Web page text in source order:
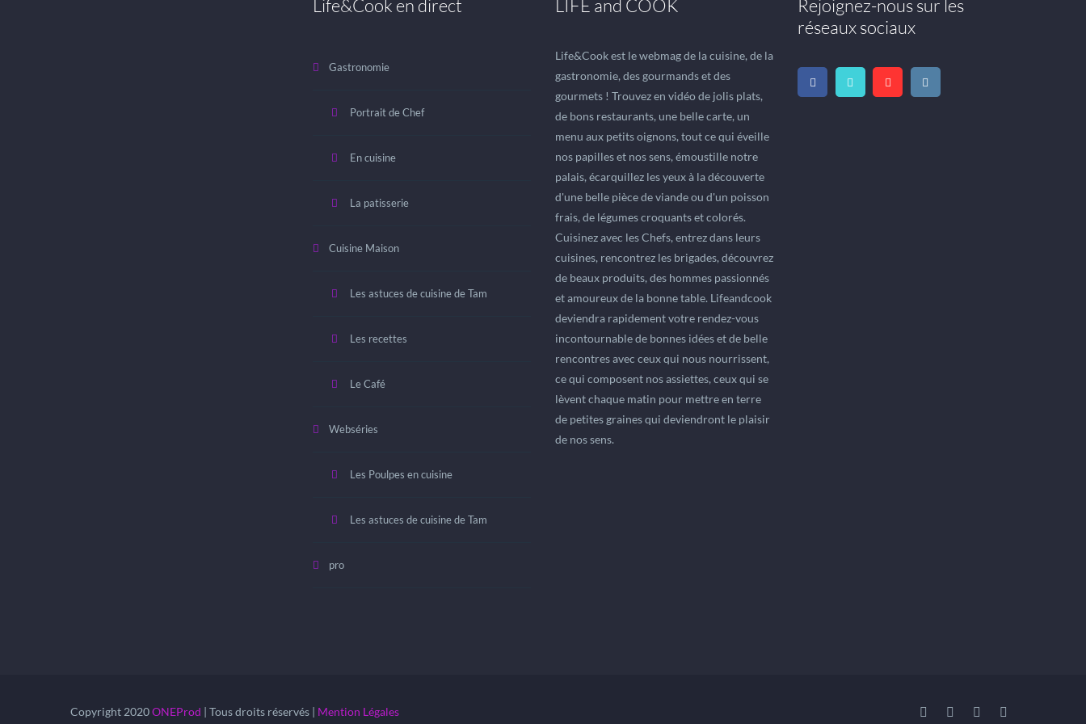
Life&Cook en direct
Gastronomie
Portrait de Chef
En cuisine
La patisserie
Cuisine Maison
Les astuces de cuisine de Tam
Les recettes
Le Café
Webséries
Les Poulpes en cuisine
Les astuces de cuisine de Tam
pro
LIFE and COOK
Life&Cook est le webmag de la cuisine, de la
gastronomie, des gourmands et des
gourmets ! Trouvez en vidéo de jolis plats,
de bons restaurants, une belle carte, un
menu aux petits oignons, tout ce qui éveille
nos papilles et nos sens, émoustille notre
palais, écarquillez les yeux à la découverte
d'une belle pièce de viande ou d'un poisson
frais, de légumes croquants et colorés.
Cuisinez avec les Chefs, entrez dans leurs
cuisines, rencontrez les brigades, découvrez
de beaux produits, des hommes passionnés
et amoureux de la bonne table. Lifeandcook
deviendra rapidement votre rendez-vous
incontournable de bonnes idées et de belle
rencontres avec ceux qui nous nourrissent,
ce qui composent nos assiettes, ceux qui se
lèvent chaque matin pour mettre en terre
de petites graines qui deviendront le plaisir
de nos sens.
Rejoignez-nous sur les
réseaux sociaux
Copyright 2020ONEProd | Tous droits réservés | Mention Légales